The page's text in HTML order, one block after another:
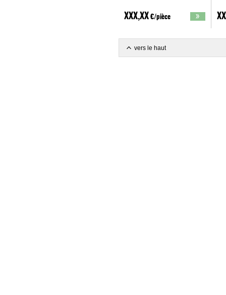
XXX,XX €/pièce
vers le haut